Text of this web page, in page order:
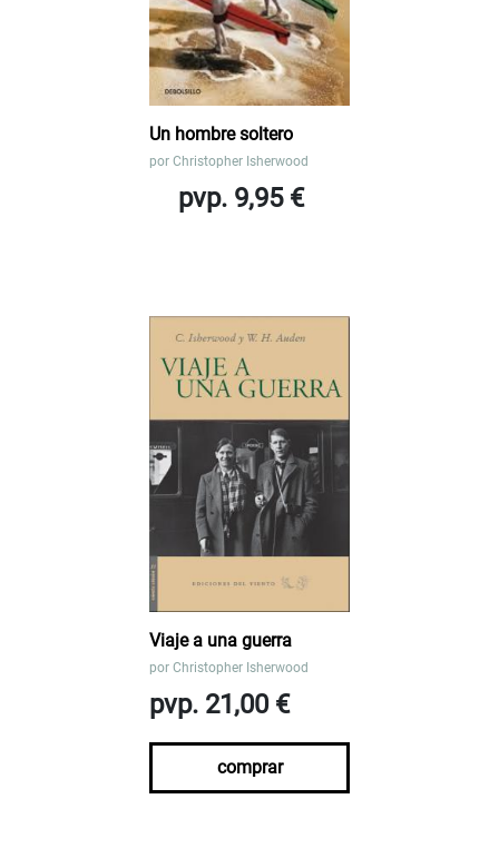
Un hombre soltero
por Christopher Isherwood
pvp. 9,95 €
Viaje a una guerra
por Christopher Isherwood
pvp. 21,00 €
comprar